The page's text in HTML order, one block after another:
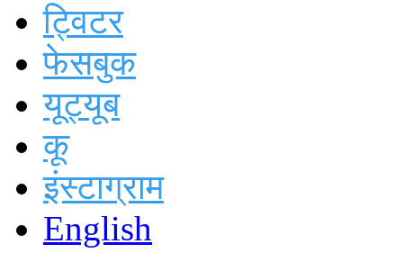
ट्विटर
फेसबुक
यूट्यूब
कू
इंस्टाग्राम
English